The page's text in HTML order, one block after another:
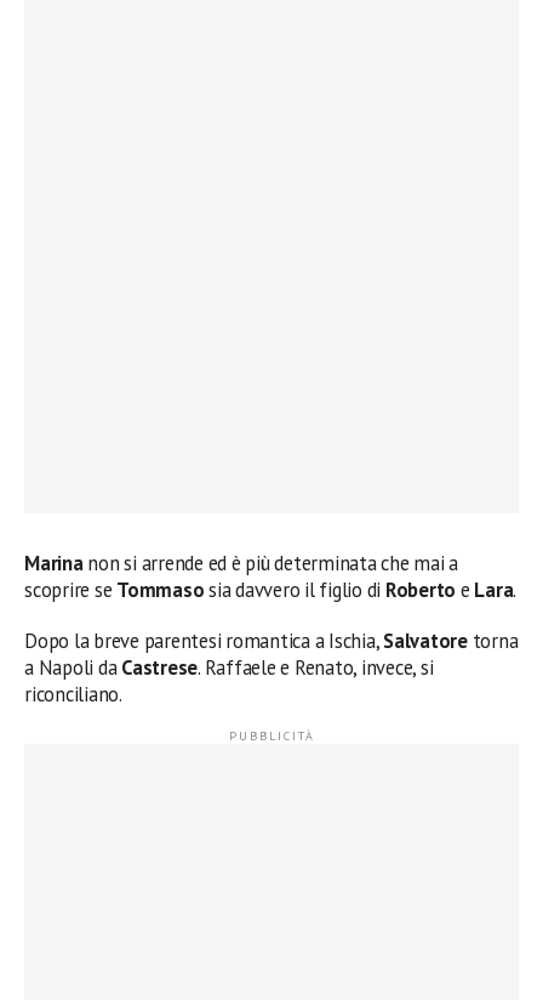
Marinanon si arrende ed è più determinata che mai a
scoprire se Tommasosia davvero il figlio di Roberto e Lara.
Dopo la breve parentesi romantica a Ischia,Salvatoretorna
a Napoli daCastrese. Raffaele e Renato, invece, si
riconciliano.